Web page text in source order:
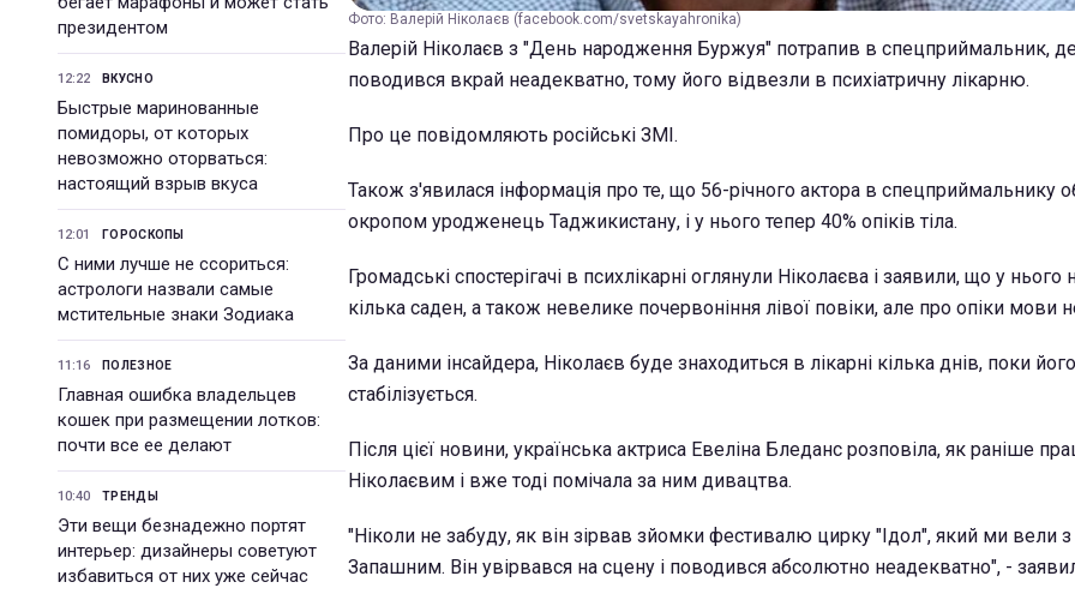
президентом
12:22 ВКУСНО
Быстрые маринованные
помидоры, от которых
невозможно оторваться:
настоящий взрыв вкуса
12:01 ГОРОСКОПЫ
С ними лучше не ссориться:
астрологи назвали самые
мстительные знаки Зодиака
11:16 ПОЛЕЗНОЕ
Главная ошибка владельцев
кошек при размещении лотков:
почти все ее делают
10:40 ТРЕНДЫ
Эти вещи безнадежно портят
интерьер: дизайнеры советуют
избавиться от них уже сейчас
Фото: Валерій Ніколаєв (facebook.com/svetskayahronika)
Валерій Ніколаєв з "День народження Буржуя" потрапив в спецприймальник,
поводився вкрай неадекватно, тому його відвезли в психіатричну лікарню.
Про це повідомляють російські ЗМІ.
Також з'явилася інформація про те, що 56-річного актора в спецприймальнику
окропом уродженець Таджикистану, і у нього тепер 40% опіків тіла.
Громадські спостерігачі в психлікарні оглянули Ніколаєва і заявили, що у нього
кілька саден, а також невелике почервоніння лівої повіки, але про опіки мови
За даними інсайдера, Ніколаєв буде знаходиться в лікарні кілька днів, поки
стабілізується.
Після цієї новини, українська актриса Евеліна Бледанс розповіла, як раніше
Ніколаєвим і вже тоді помічала за ним дивацтва.
"Ніколи не забуду, як він зірвав зйомки фестивалю цирку "Ідол", який ми вели
Запашним. Він увірвався на сцену і поводився абсолютно неадекватно", -